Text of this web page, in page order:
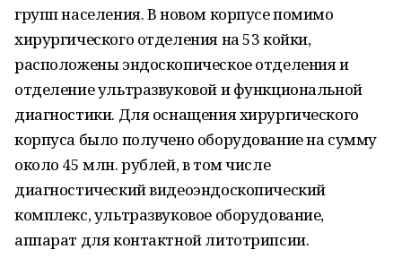
групп населения. В новом корпусе помимо
хирургического отделения на 53 койки,
расположены эндоскопическое отделения и
отделение ультразвуковой и функциональной
диагностики. Для оснащения хирургического
корпуса было получено оборудование на сумму
около 45 млн. рублей, в том числе
диагностический видеоэндоскопический
комплекс, ультразвуковое оборудование,
аппарат для контактной литотрипсии.